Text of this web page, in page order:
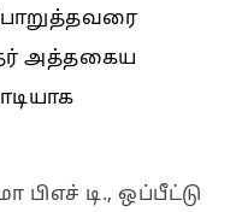
அத்தகைய
பிஎச் டி., ஒப்பீட்டு